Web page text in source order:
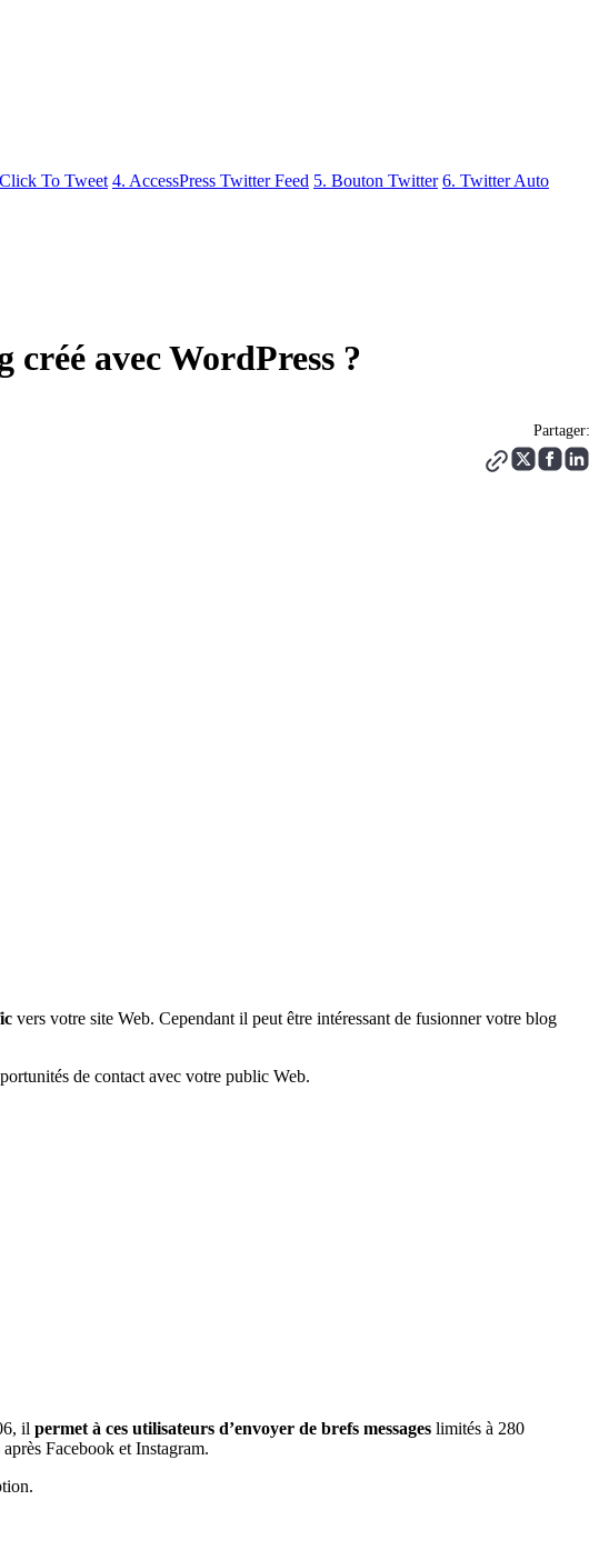
To Tweet 4. AccessPress Twitter Feed 5. Bouton Twitter 6. Twitter Auto
avec WordPress ?
Partager:
vers votre site Web. Cependant il peut être intéressant de fusionner votre blog
de contact avec votre public Web.
il permet à ces utilisateurs d’envoyer de brefs messages limités à 280
après Facebook et Instagram.